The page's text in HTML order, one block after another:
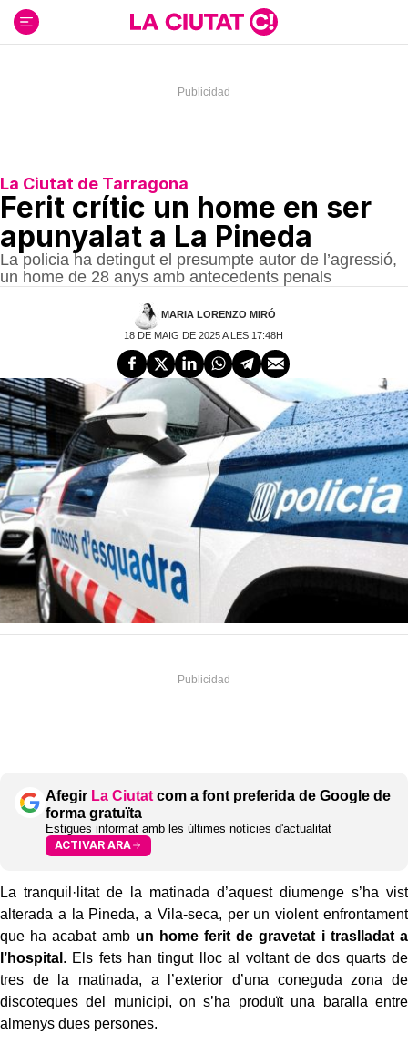
contenido
La Ciutat de Tarragona
Ferit crític un home en ser
apunyalat a La Pineda
La policia ha detingut el presumpte autor de l’agressió,
un home de 28 anys amb antecedents penals
MARIA LORENZO MIRÓ
18 DE MAIG DE 2025 A LES 17:48H
Afegir La Ciutat com a font preferida de Google de
forma gratuïta
Estigues informat amb les últimes notícies d'actualitat
ACTIVAR ARA
La tranquil·litat de la matinada d’aquest diumenge s’ha vist
alterada a la Pineda, a Vila-seca, per un violent enfrontament
que ha acabat amb un home ferit de gravetat i traslladat a
l’hospital . Els fets han tingut lloc al voltant de dos quarts de
tres de la matinada, a l’exterior d’una coneguda zona de
discoteques del municipi, on s’ha produït una baralla entre
almenys dues persones.